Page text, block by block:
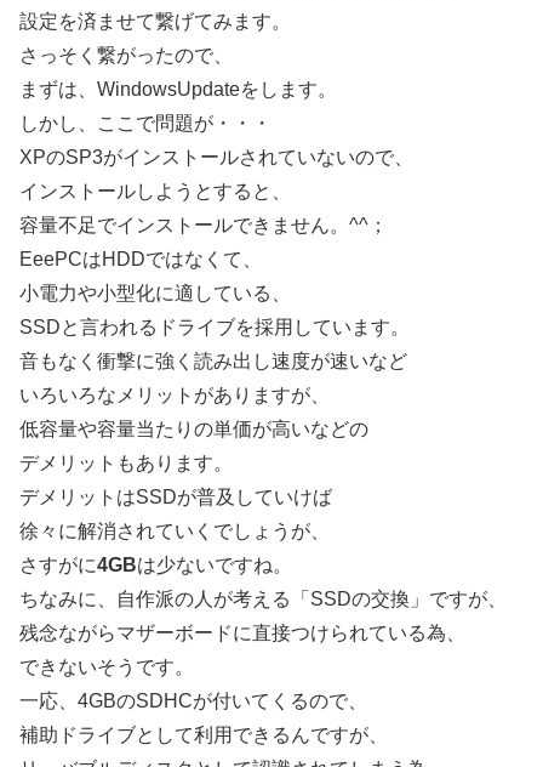
設定を済ませて繋げてみます。
さっそく繋がったので、
まずは、WindowsUpdateをします。
しかし、ここで問題が・・・
XPのSP3がインストールされていないので、
インストールしようとすると、
容量不足でインストールできません。^^；
EeePCはHDDではなくて、
小電力や小型化に適している、
SSDと言われるドライブを採用しています。
音もなく衝撃に強く読み出し速度が速いなど
いろいろなメリットがありますが、
低容量や容量当たりの単価が高いなどの
デメリットもあります。
デメリットはSSDが普及していけば
徐々に解消されていくでしょうが、
さすがに4GBは少ないですね。
ちなみに、自作派の人が考える「SSDの交換」ですが、
残念ながらマザーボードに直接つけられている為、
できないそうです。
一応、4GBのSDHCが付いてくるので、
補助ドライブとして利用できるんですが、